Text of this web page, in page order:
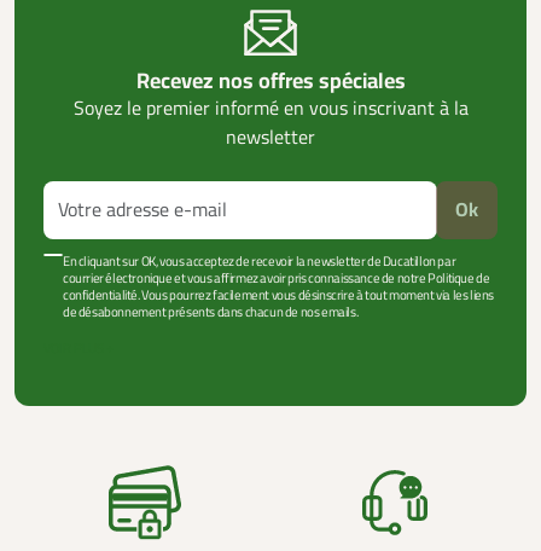
Recevez nos offres spéciales
Soyez le premier informé en vous inscrivant à la
newsletter
Ok
En cliquant sur OK, vous acceptez de recevoir la newsletter de Ducatillon par
courrier électronique et vous affirmez avoir pris connaissance de notre Politique de
confidentialité. Vous pourrez facilement vous désinscrire à tout moment via les liens
de désabonnement présents dans chacun de nos emails.